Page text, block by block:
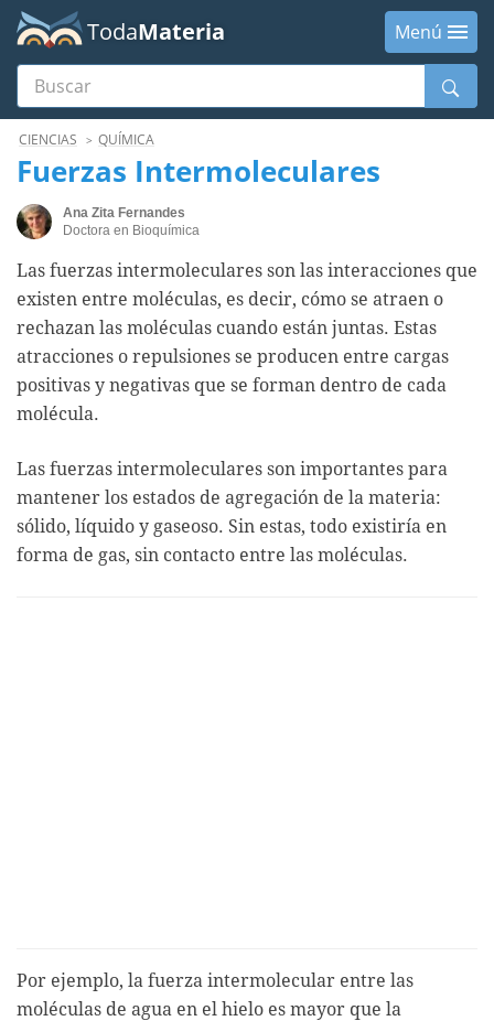
TodaMateria
Menú
Buscar
MenúCIENCIAS QUÍMICA
Fuerzas Intermoleculares
Ana Zita Fernandes
Doctora en Bioquímica
Las fuerzas intermoleculares son las interacciones que
existen entre moléculas, es decir, cómo se atraen o
rechazan las moléculas cuando están juntas. Estas
atracciones o repulsiones se producen entre cargas
positivas y negativas que se forman dentro de cada
molécula.
Las fuerzas intermoleculares son importantes para
mantener los estados de agregación de la materia:
sólido, líquido y gaseoso. Sin estas, todo existiría en
forma de gas, sin contacto entre las moléculas.
Por ejemplo, la fuerza intermolecular entre las
moléculas de agua en el hielo es mayor que la